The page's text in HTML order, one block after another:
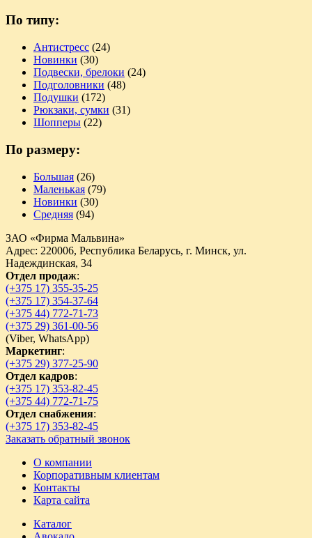
По типу:
Антистресс (24)
Новинки (30)
Подвески, брелоки (24)
Подголовники (48)
Подушки (172)
Рюкзаки, сумки (31)
Шопперы (22)
По размеру:
Большая (26)
Маленькая (79)
Новинки (30)
Средняя (94)
ЗАО «Фирма Мальвина»
Адрес: 220006, Республика Беларусь, г. Минск, ул.
Надеждинская, 34
Отдел продаж:
(+375 17) 355-35-25
(+375 17) 354-37-64
(+375 44) 772-71-73
(+375 29) 361-00-56
(Viber, WhatsApp)
Маркетинг:
(+375 29) 377-25-90
Отдел кадров:
(+375 17) 353-82-45
(+375 44) 772-71-75
Отдел снабжения:
(+375 17) 353-82-45
Заказать обратный звонок
О компании
Корпоративным клиентам
Контакты
Карта сайта
Каталог